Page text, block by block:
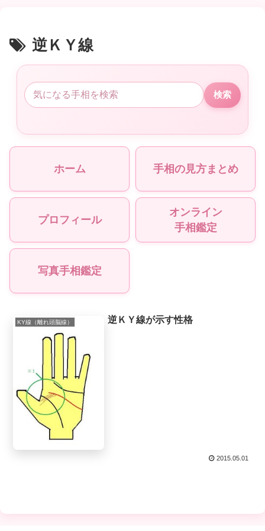
逆ＫＹ線
検索
ホーム 手相の見方まとめ
プロフィール
オンライン
手相鑑定
写真手相鑑定
KY線（離れ頭脳線） 逆ＫＹ線が示す性格
2015.05.01